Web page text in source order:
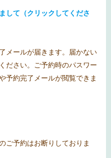
して（クリックしてくださ
メールが届きます。届かない
ださい。ご予約時のパスワー
予約完了メールが閲覧できま
ご予約はお断りしておりま